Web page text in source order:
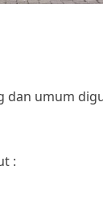
umum
: